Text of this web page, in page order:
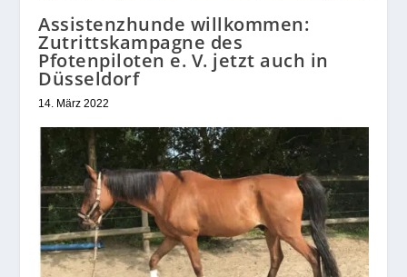
Assistenzhunde willkommen:
Zutrittskampagne des
Pfotenpiloten e. V. jetzt auch in
Düsseldorf
14. März 2022